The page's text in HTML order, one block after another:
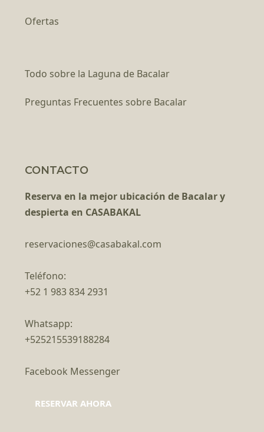
Ofertas
Todo sobre la Laguna de Bacalar
Preguntas Frecuentes sobre Bacalar
CONTACTO
Reserva en la mejor ubicación de Bacalar y
despierta en CASABAKAL
reservaciones@casabakal.com
Teléfono:
+52 1 983 834 2931
Whatsapp:
+525215539188284
Facebook Messenger
RESERVAR AHORA